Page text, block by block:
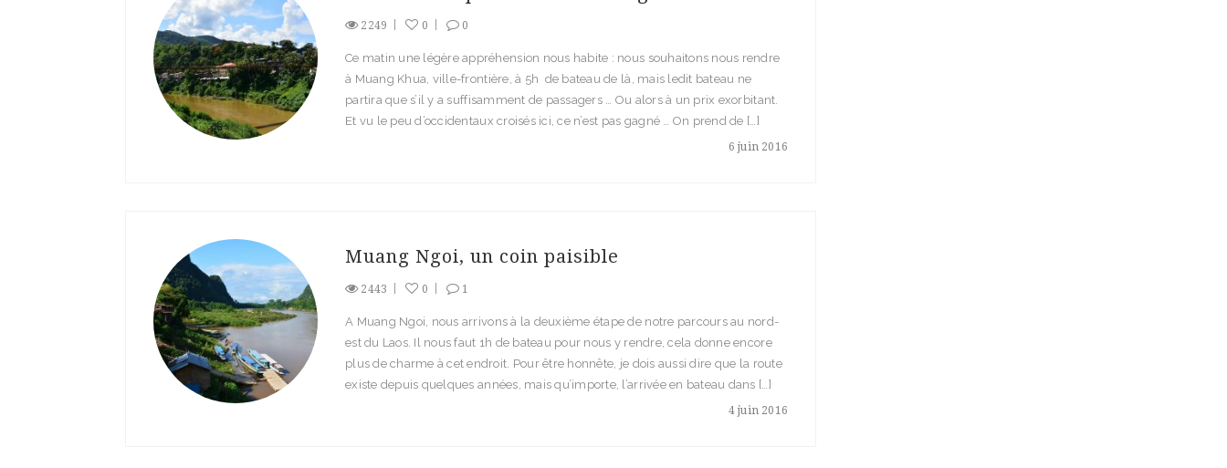
2249 0 0
6 juin 2016
Ce matin une légère appréhension nous habite : nous souhaitons nous rendre
à Muang Khua, ville-frontière, à 5h de bateau de là, mais ledit bateau ne
partira que s’il y a suffisamment de passagers … Ou alors à un prix exorbitant.
Et vu le peu d’occidentaux croisés ici, ce n’est pas gagné … On prend de […]
Muang Ngoi, un coin paisible
2443 0 1
4 juin 2016
A Muang Ngoi, nous arrivons à la deuxième étape de notre parcours au nord-
est du Laos. Il nous faut 1h de bateau pour nous y rendre, cela donne encore
plus de charme à cet endroit. Pour être honnête, je dois aussi dire que la route
existe depuis quelques années, mais qu’importe, l’arrivée en bateau dans […]